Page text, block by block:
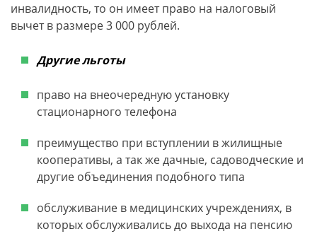
инвалидность, то он имеет право на налоговый
вычет в размере 3 000 рублей.
Другие льготы
право на внеочередную установку
стационарного телефона
преимущество при вступлении в жилищные
кооперативы, а так же дачные, садоводческие и
другие объединения подобного типа
обслуживание в медицинских учреждениях, в
которых обслуживались до выхода на пенсию